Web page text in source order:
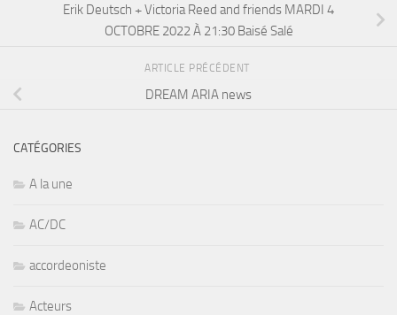
Erik Deutsch + Victoria Reed and friends MARDI 4
OCTOBRE 2022 À 21:30 Baisé Salé
ARTICLE PRÉCÉDENT
DREAM ARIA news
CATÉGORIES
A la une
AC/DC
accordeoniste
Acteurs